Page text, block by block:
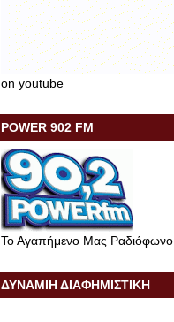
on youtube
POWER 902 FM
Το Αγαπήμενο Μας Ραδιόφωνο
ΔΥΝΑΜΙΗ ΔΙΑΦΗΜΙΣΤΙΚΗ